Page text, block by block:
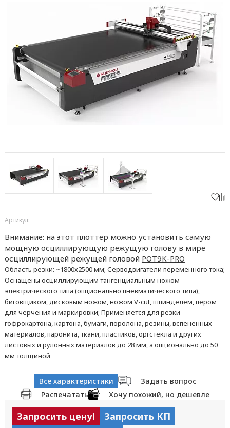
Артикул:
Внимание: на этот плоттер можно установить самую
мощную осциллирующую режущую голову в мире
осциллирующей режущей головой POT9K-PRO
Область резки: ~1800x2500 мм; Серводвигатели переменного тока;
Оснащены осциллирующим тангенциальным ножом
электрического типа (опционально пневматического типа),
биговщиком, дисковым ножом, ножом V-cut, шпинделем, пером
для черчения и маркировки; Применяется для резки
гофрокартона, картона, бумаги, поролона, резины, вспененных
материалов, паронита, ткани, пластиков, оргстекла и других
листовых и рулонных материалов до 28 мм, а опционально до 50
мм толщиной
Все характеристики
Задать вопрос
Распечатать
Хочу похожий, но дешевле
Запросить цену!
Запросить КП